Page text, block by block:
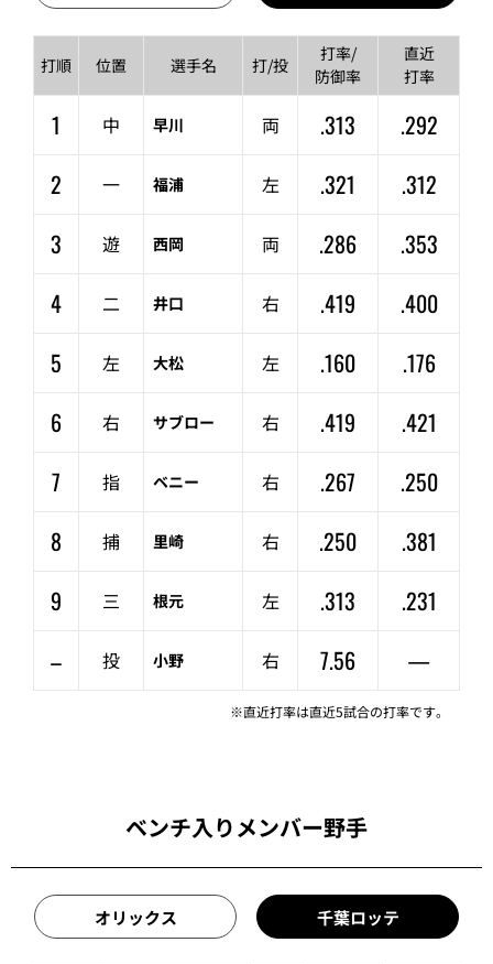
打順 位置 選手名 打/投
打率/
防御率
直近
打率
1 中 早川 両 .313
.292
2
一 福浦 左 .321
.312
3
遊 西岡 両 .286
.353
4
二 井口 右 .419
.400
5
左 大松 左 .160
.176
6
右 サブロー 右 .419
.421
7
指 ベニー 右 .267
.250
8
捕 里崎 右 .250
.381
9
三 根元 左 .313
.231
–
投 小野 右 7.56 —
※直近打率は直近5試合の打率です。
ベンチ入りメンバー野手
オリックス 千葉ロッテ